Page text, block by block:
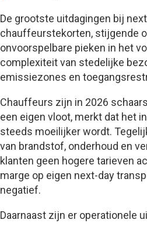
De grootste uitdagingen bij
chauffeurstekorten, stijgende
onvoorspelbare pieken in het
complexiteit van stedelijke
emissiezones en
Chauffeurs zijn in 2026
een eigen vloot, merkt dat het
steeds moeilijker wordt.
van brandstof, onderhoud en
klanten geen hogere tarieven
marge op eigen next-day
negatief.
Daarnaast zijn er operationele